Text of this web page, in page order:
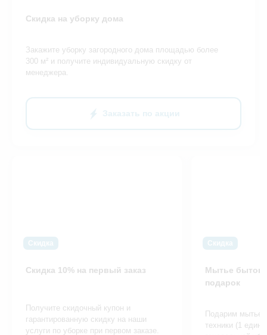
Скидка на уборку дома
Закажите уборку загородного дома площадью более
300 м² и получите индивидуальную скидку от
менеджера.
Заказать по акции
Скидка
Скидка 10% на первый заказ
Получите скидочный купон и
гарантированную скидку на наши
услуги по уборке при первом заказе.
Скидка
Мытье
подарок
Подарим мытье
техники (1